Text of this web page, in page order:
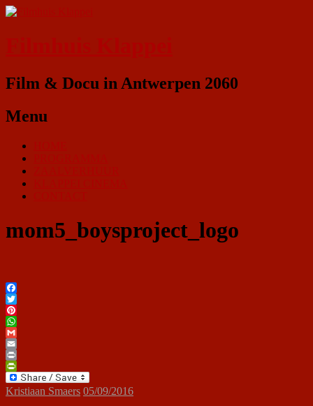
Film & Docu in Antwerpen 2060
Menu
mom5_boysproject_logo
Facebook
Twitter
Pinterest
WhatsApp
Gmail
Email
Print
PrintFriendly
Kristiaan Smaers 05/09/2016